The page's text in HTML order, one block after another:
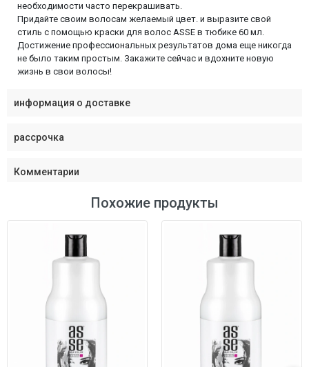
необходимости часто перекрашивать.
Придайте своим волосам желаемый цвет. и выразите свой
стиль с помощью краски для волос ASSE в тюбике 60 мл.
Достижение профессиональных результатов дома еще никогда
не было таким простым. Закажите сейчас и вдохните новую
жизнь в свои волосы!
информация о доставке
рассрочка
Комментарии
Похожие продукты